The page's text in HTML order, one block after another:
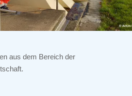
aus dem Bereich der